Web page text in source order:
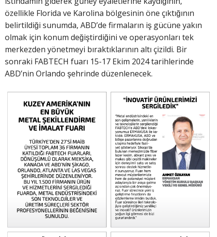
özellikle Florida ve Karolina bölgesinin öne çıktığının
belirtildiği sunumda, ABD’de firmaların iş gücüne yakın
olmak için konum değiştirdiğini ve operasyonları tek
merkezden yönetmeyi bıraktıklarının altı çizildi. Bir
sonraki FABTECH fuarı 15-17 Ekim 2024 tarihlerinde
ABD’nin Orlando şehrinde düzenlenecek.